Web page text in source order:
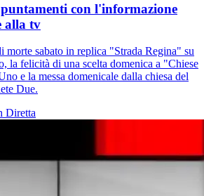
con l'informazione
alla tv
morte sabato in replica "Strada Regina" su
la felicità di una scelta domenica a "Chiese
e la messa domenicale dalla chiesa del
Due.
Diretta